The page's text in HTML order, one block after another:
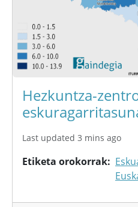
Hezkuntza-
Last updated 3 mins ago
Etiketa orokorrak